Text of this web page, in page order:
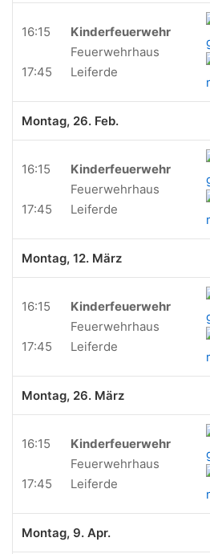
16:15
17:45
Kinderfeuerwehr
Feuerwehrhaus
Leiferde
Montag, 26. Feb.
16:15
17:45
Kinderfeuerwehr
Feuerwehrhaus
Leiferde
Montag, 12. März
16:15
17:45
Kinderfeuerwehr
Feuerwehrhaus
Leiferde
Montag, 26. März
16:15
17:45
Kinderfeuerwehr
Feuerwehrhaus
Leiferde
Montag, 9. Apr.